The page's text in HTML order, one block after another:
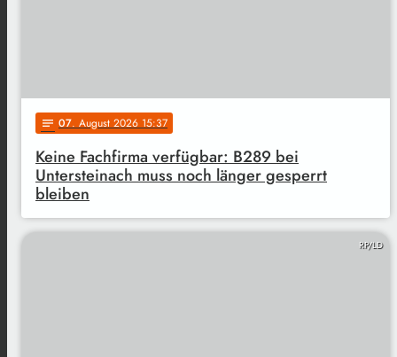
notes 07. August 2026 15:37
Keine Fachfirma verfügbar: B289 bei
Untersteinach muss noch länger gesperrt
bleiben
RP/LD